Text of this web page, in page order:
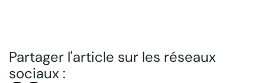
Partager l'article sur les réseaux
sociaux :